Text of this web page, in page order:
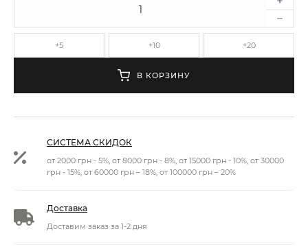
+5 +10 +20
В КОРЗИНУ
СИСТЕМА СКИДОК
от 2000 грн - 5%, от 8000 грн - 8%, от 15000 грн - 10%, от 30000
грн - 15%, от 60000 грн – 18%, от 100000 грн – 20%
Доставка
Доставим заказ за 1-2 дня